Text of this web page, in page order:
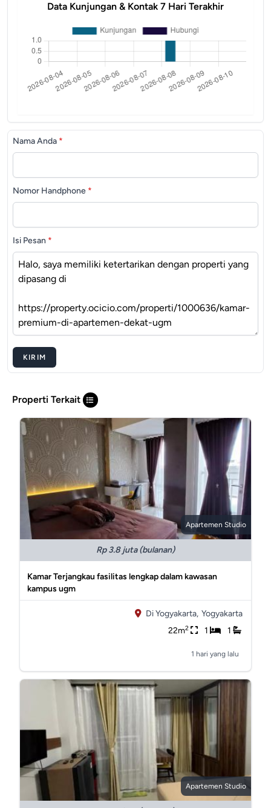
Data Kunjungan & Kontak 7 Hari Terakhir
Nama Anda *
Nomor Handphone *
Isi Pesan *
KIRIM
Properti Terkait
Apartemen Studio
Rp 3.8 juta (bulanan)
Kamar Terjangkau fasilitas lengkap dalam kawasan
kampus ugm
Di Yogyakarta, Yogyakarta
22m2 1 1
1 hari yang lalu
Apartemen Studio